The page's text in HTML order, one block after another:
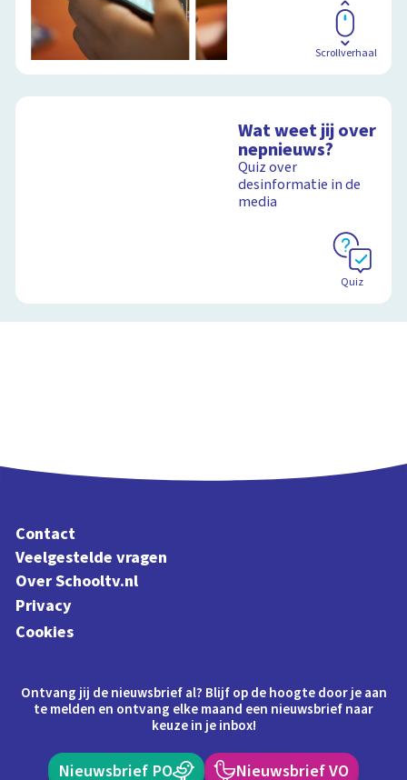
Scrollverhaal
Wat weet jij over
nepnieuws?
Quiz over
desinformatie in de
media
Quiz
Contact
Veelgestelde vragen
Over Schooltv.nl
Privacy
Cookies
Ontvang jij de nieuwsbrief al? Blijf op de hoogte door je aan
te melden en ontvang elke maand een nieuwsbrief naar
keuze in je inbox!
Nieuwsbrief PO Nieuwsbrief VO